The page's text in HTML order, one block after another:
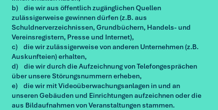
b) die wir aus öffentlich zugänglichen Quellen
zulässigerweise gewinnen dürfen (z.B. aus
Schuldnerverzeichnissen, Grundbüchern, Handels- und
Vereinsregistern, Presse und Internet),
c) die wir zulässigerweise von anderen Unternehmen (z.B.
Auskunfteien) erhalten,
d) die wir durch die Aufzeichnung von Telefongesprächen
über unsere Störungsnummern erheben,
e) die wir mit Videoüberwachungsanlagen in und an
unseren Gebäuden und Einrichtungen aufzeichnen oder die
aus Bildaufnahmen von Veranstaltungen stammen.